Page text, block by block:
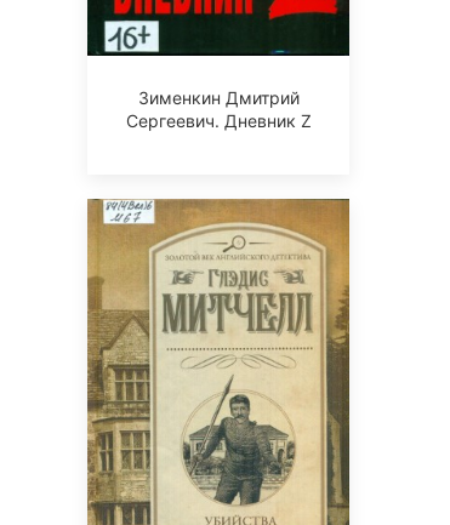
Зименкин Дмитрий
Сергеевич. Дневник Z